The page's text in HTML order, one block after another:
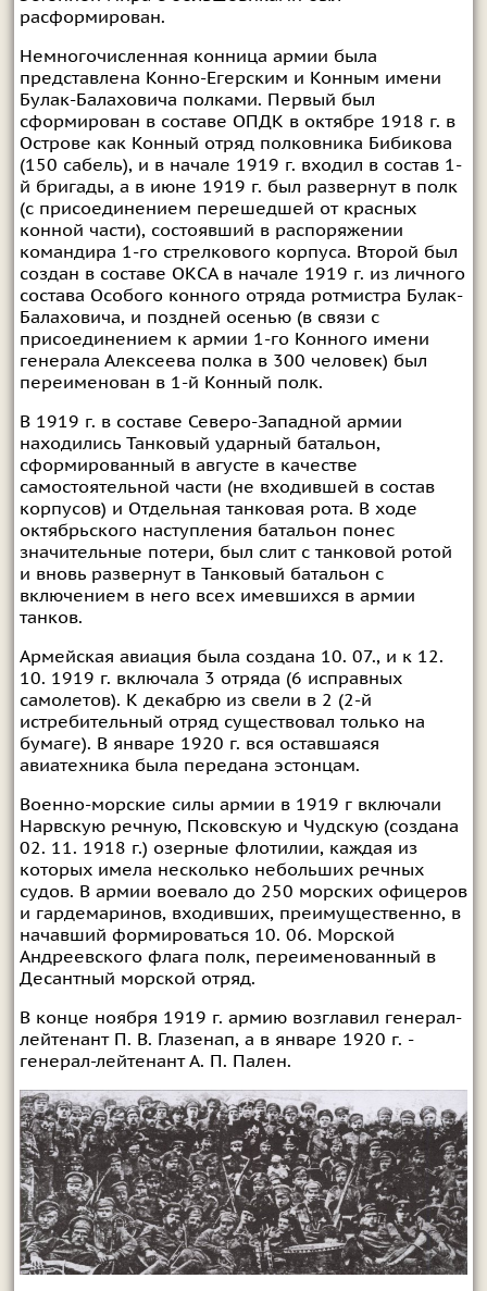
расформирован.
Немногочисленная конница армии была
представлена Конно-Егерским и Конным имени
Булак-Балаховича полками. Первый был
сформирован в составе ОПДК в октябре 1918 г. в
Острове как Конный отряд полковника Бибикова
(150 сабель), и в начале 1919 г. входил в состав 1-
й бригады, а в июне 1919 г. был развернут в полк
(с присоединением перешедшей от красных
конной части), состоявший в распоряжении
командира 1-го стрелкового корпуса. Второй был
создан в составе ОКСА в начале 1919 г. из личного
состава Особого конного отряда ротмистра Булак-
Балаховича, и поздней осенью (в связи с
присоединением к армии 1-го Конного имени
генерала Алексеева полка в 300 человек) был
переименован в 1-й Конный полк.
В 1919 г. в составе Северо-Западной армии
находились Танковый ударный батальон,
сформированный в августе в качестве
самостоятельной части (не входившей в состав
корпусов) и Отдельная танковая рота. В ходе
октябрьского наступления батальон понес
значительные потери, был слит с танковой ротой
и вновь развернут в Танковый батальон с
включением в него всех имевшихся в армии
танков.
Армейская авиация была создана 10. 07., и к 12.
10. 1919 г. включала 3 отряда (6 исправных
самолетов). К декабрю из свели в 2 (2-й
истребительный отряд существовал только на
бумаге). В январе 1920 г. вся оставшаяся
авиатехника была передана эстонцам.
Военно-морские силы армии в 1919 г включали
Нарвскую речную, Псковскую и Чудскую (создана
02. 11. 1918 г.) озерные флотилии, каждая из
которых имела несколько небольших речных
судов. В армии воевало до 250 морских офицеров
и гардемаринов, входивших, преимущественно, в
начавший формироваться 10. 06. Морской
Андреевского флага полк, переименованный в
Десантный морской отряд.
В конце ноября 1919 г. армию возглавил генерал-
лейтенант П. В. Глазенап, а в январе 1920 г. -
генерал-лейтенант А. П. Пален.